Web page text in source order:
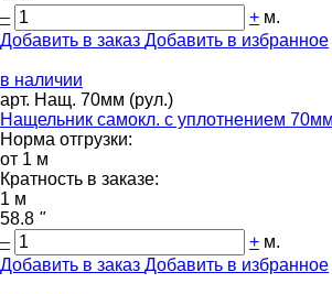
–
+ м.
Добавить в заказ Добавить в избранное
в наличии
арт. Нащ. 70мм (рул.)
Нащельник самокл. с уплотнением
Норма отгрузки:
от 1 м
Кратность в заказе:
1 м
58.8 "
–
+ м.
Добавить в заказ Добавить в избранное